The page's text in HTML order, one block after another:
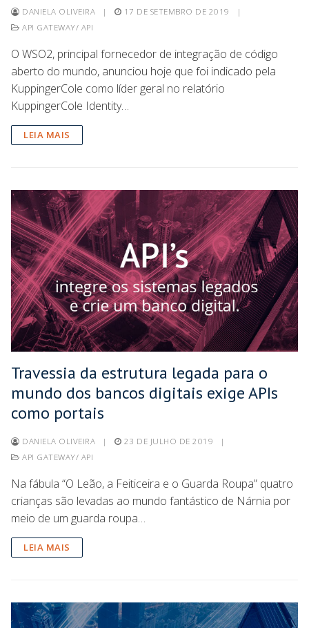
DANIELA OLIVEIRA | 17 DE SETEMBRO DE 2019
|
API GATEWAY/ API
O WSO2, principal fornecedor de integração de código
aberto do mundo, anunciou hoje que foi indicado pela
KuppingerCole como líder geral no relatório
KuppingerCole Identity…
LEIA MAIS
Travessia da estrutura legada para o
mundo dos bancos digitais exige APIs
como portais
DANIELA OLIVEIRA | 23 DE JULHO DE 2019
|
API GATEWAY/ API
Na fábula “O Leão, a Feiticeira e o Guarda Roupa” quatro
crianças são levadas ao mundo fantástico de Nárnia por
meio de um guarda roupa…
LEIA MAIS